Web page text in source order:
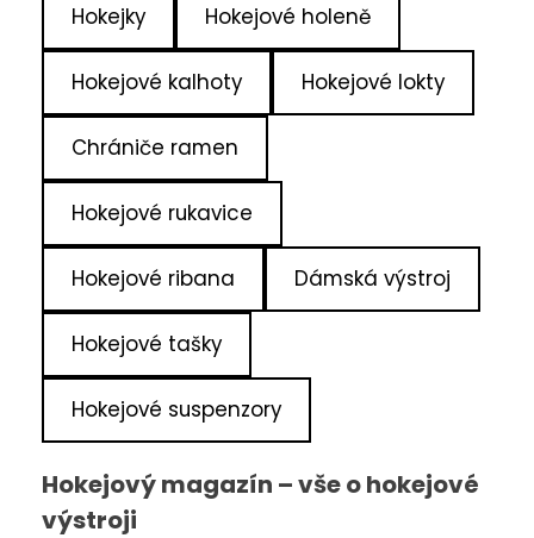
Hokejky Hokejové holeně
Hokejové kalhoty Hokejové lokty
Chrániče ramen
Hokejové rukavice
Hokejové ribana Dámská výstroj
Hokejové tašky
Hokejové suspenzory
Hokejový magazín – vše o hokejové
výstroji